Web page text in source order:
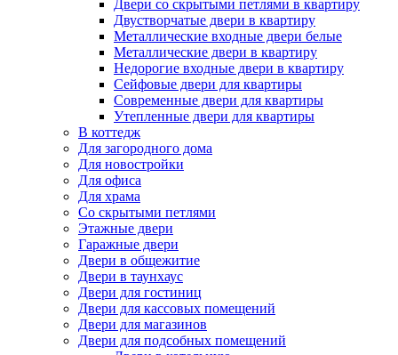
Двери со скрытыми петлями в квартиру
Двустворчатые двери в квартиру
Металлические входные двери белые
Металлические двери в квартиру
Недорогие входные двери в квартиру
Сейфовые двери для квартиры
Современные двери для квартиры
Утепленные двери для квартиры
В коттедж
Для загородного дома
Для новостройки
Для офиса
Для храма
Со скрытыми петлями
Этажные двери
Гаражные двери
Двери в общежитие
Двери в таунхаус
Двери для гостиниц
Двери для кассовых помещений
Двери для магазинов
Двери для подсобных помещений